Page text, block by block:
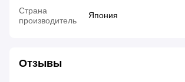
Страна
производитель
Япония
Отзывы